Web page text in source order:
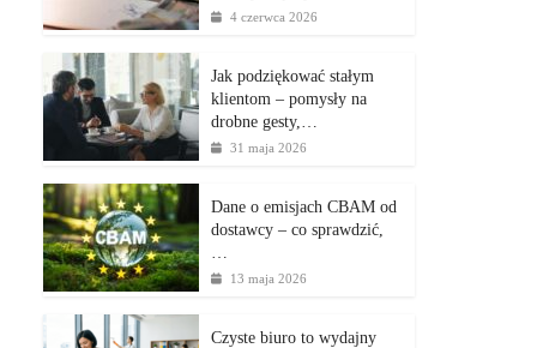
4 czerwca 2026
Jak podziękować stałym
klientom – pomysły na
drobne gesty,…
31 maja 2026
Dane o emisjach CBAM od
dostawcy – co sprawdzić,
13 maja 2026
Czyste biuro to wydajny